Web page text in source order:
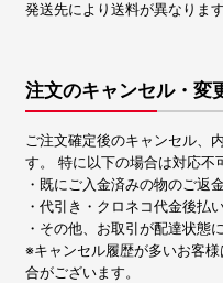
発送先により送料が異なります
注文のキャンセル・変
ご注文確定後のキャンセル、
す。 特に以下の場合は対応不
・既にご入金済みの物のご返
・代引き・クロネコ代金後払
・その他、お取引が配達状態
※キャンセル履歴が多いお客
合がございます。